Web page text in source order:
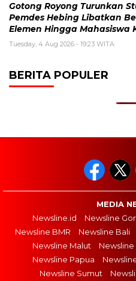
Gotong Royong Turunkan
Pemdes Hebing Libatkan
Elemen Hingga Mahasiswa
Tuesday, 4 Aug 2026 - 19:23 WITA
BERITA POPULER
MEDIA
Newsline.id
Newsline
Newsline BMR
Newsline Bali
Newsline Malut
Newsline
Newsline Papua
Newsline Sumut